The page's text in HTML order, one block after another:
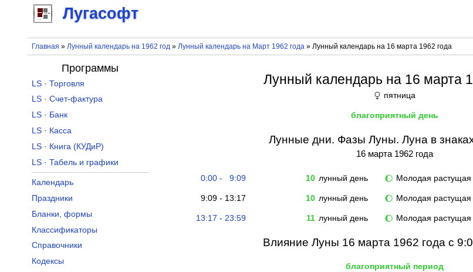
Лугасофт
Главная » Лунный календарь на 1962 год» Лунный календарь на Март 1962 года» Лунный календарь на 16 марта 1962 года
Лунный календарь на 16 марта
♀ пятница
благоприятный день
Лунные дни. Фазы Луны. Луна в
16 марта 1962 года
0:00 - 9:09 10 лунный день 🌔 Молодая растущая
9:09 - 13:17 10 лунный день 🌔 Молодая растущая
13:17 - 23:59 11 лунный день 🌔 Молодая растущая
Влияние Луны 16 марта 1962 года с
благоприятный период
Программы
LS · Торговля
LS · Счет-фактура
LS · Банк
LS · Касса
LS · Книга (КУДиР)
LS · Табель и графики
Календарь
Праздники
Бланки, формы
Классификаторы
Справочники
Кодексы